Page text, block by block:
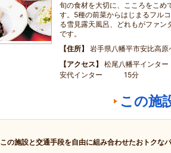
旬の食材を大切に、こころをこめ
す。5種の前菜からはじまるフル
る雪見露天風呂、どれもがファン
です。
住所
岩手県八幡平市安比高
アクセス
松尾八幡平イ
安代インター 15分
この施
この施設と交通手段を自由に組み合わせたおトクな